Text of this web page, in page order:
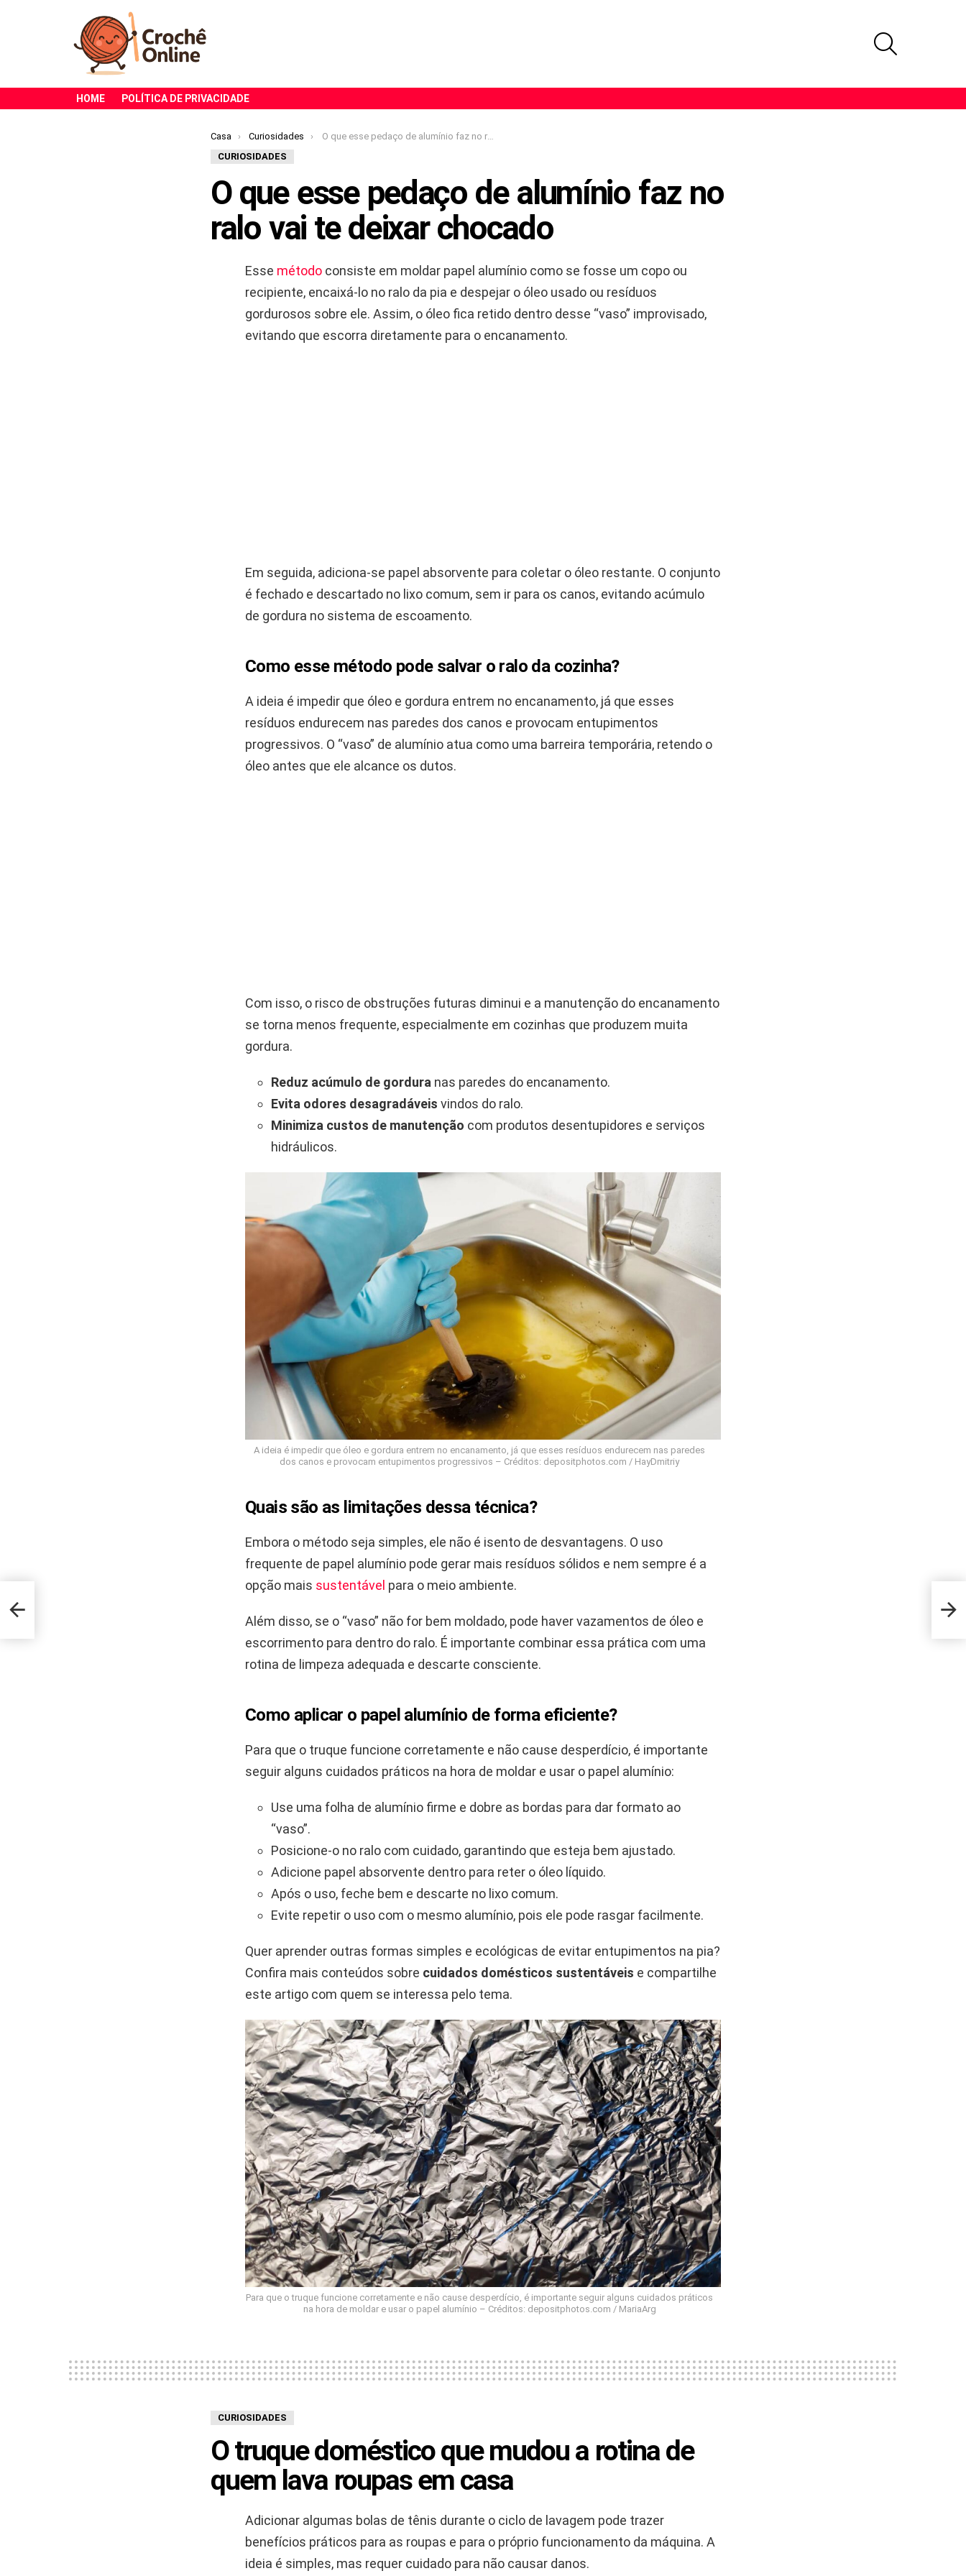
HOME POLÍTICA DE PRIVACIDADE
Você está aqui:
Casa Curiosidades
O que esse pedaço de alumínio faz no ralo vai te deixar chocado
CURIOSIDADES
O que esse pedaço de alumínio faz no
ralo vai te deixar chocado
Esse método consiste em moldar papel alumínio como se fosse um copo ou
recipiente, encaixá-lo no ralo da pia e despejar o óleo usado ou resíduos
gordurosos sobre ele. Assim, o óleo fica retido dentro desse “vaso” improvisado,
evitando que escorra diretamente para o encanamento.
Em seguida, adiciona-se papel absorvente para coletar o óleo restante. O conjunto
é fechado e descartado no lixo comum, sem ir para os canos, evitando acúmulo
de gordura no sistema de escoamento.
Como esse método pode salvar o ralo da cozinha?
A ideia é impedir que óleo e gordura entrem no encanamento, já que esses
resíduos endurecem nas paredes dos canos e provocam entupimentos
progressivos. O “vaso” de alumínio atua como uma barreira temporária, retendo o
óleo antes que ele alcance os dutos.
Com isso, o risco de obstruções futuras diminui e a manutenção do encanamento
se torna menos frequente, especialmente em cozinhas que produzem muita
gordura.
Reduz acúmulo de gordura nas paredes do encanamento.
Evita odores desagradáveis vindos do ralo.
Minimiza custos de manutenção com produtos desentupidores e serviços
hidráulicos.
A ideia é impedir que óleo e gordura entrem no encanamento, já que esses resíduos endurecem nas paredes
dos canos e provocam entupimentos progressivos – Créditos: depositphotos.com / HayDmitriy
Quais são as limitações dessa técnica?
Embora o método seja simples, ele não é isento de desvantagens. O uso
frequente de papel alumínio pode gerar mais resíduos sólidos e nem sempre é a
opção mais sustentável para o meio ambiente.
Além disso, se o “vaso” não for bem moldado, pode haver vazamentos de óleo e
escorrimento para dentro do ralo. É importante combinar essa prática com uma
rotina de limpeza adequada e descarte consciente.
Como aplicar o papel alumínio de forma eficiente?
Para que o truque funcione corretamente e não cause desperdício, é importante
seguir alguns cuidados práticos na hora de moldar e usar o papel alumínio:
Use uma folha de alumínio firme e dobre as bordas para dar formato ao
“vaso”.
Posicione-o no ralo com cuidado, garantindo que esteja bem ajustado.
Adicione papel absorvente dentro para reter o óleo líquido.
Após o uso, feche bem e descarte no lixo comum.
Evite repetir o uso com o mesmo alumínio, pois ele pode rasgar facilmente.
Quer aprender outras formas simples e ecológicas de evitar entupimentos na pia?
Confira mais conteúdos sobre cuidados domésticos sustentáveis e compartilhe
este artigo com quem se interessa pelo tema.
Para que o truque funcione corretamente e não cause desperdício, é importante seguir alguns cuidados práticos
na hora de moldar e usar o papel alumínio – Créditos: depositphotos.com / MariaArg
CURIOSIDADES
O truque doméstico que mudou a rotina de
quem lava roupas em casa
Adicionar algumas bolas de tênis durante o ciclo de lavagem pode trazer
benefícios práticos para as roupas e para o próprio funcionamento da máquina. A
ideia é simples, mas requer cuidado para não causar danos.
O